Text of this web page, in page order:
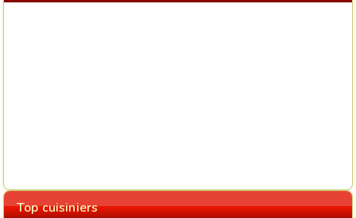
Top cuisiniers